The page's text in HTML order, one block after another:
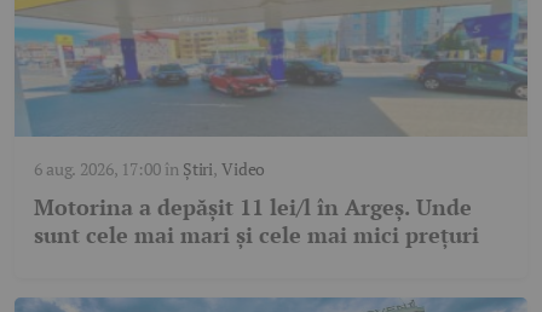
6 aug. 2026, 17:00în Știri,Video
Motorina a depășit 11 lei/l în Argeș. Unde
sunt cele mai mari și cele mai mici prețuri